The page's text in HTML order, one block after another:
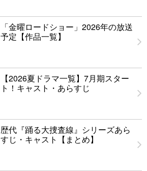
「金曜ロードショー」2026年の放送
予定【作品一覧】
【2026夏ドラマ一覧】7月期スター
ト！キャスト・あらすじ
歴代『踊る大捜査線』シリーズあら
すじ・キャスト【まとめ】